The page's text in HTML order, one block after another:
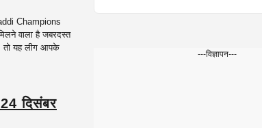
Champions
वाला है जबरदस्त
तो यह लीग आपके
दिसंबर
---विज्ञापन---